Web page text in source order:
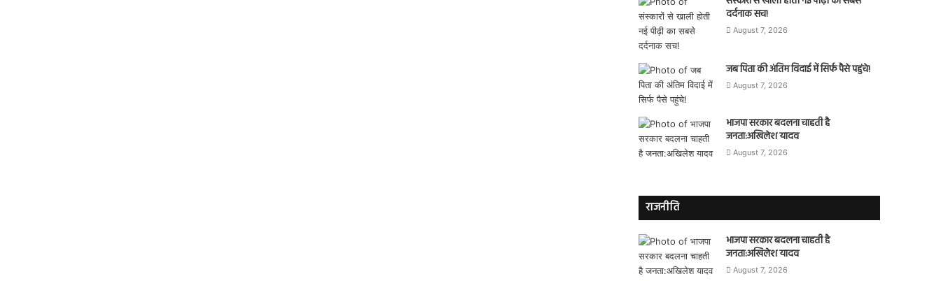
दर्दनाक सच!
August 7, 2026
जब पिता की अंतिम विदाई में सिर्फ पैसे पहुंचे!
August 7, 2026
भाजपा सरकार बदलना चाहती है
जनता:अखिलेश यादव
August 7, 2026
राजनीति
भाजपा सरकार बदलना चाहती है
जनता:अखिलेश यादव
August 7, 2026